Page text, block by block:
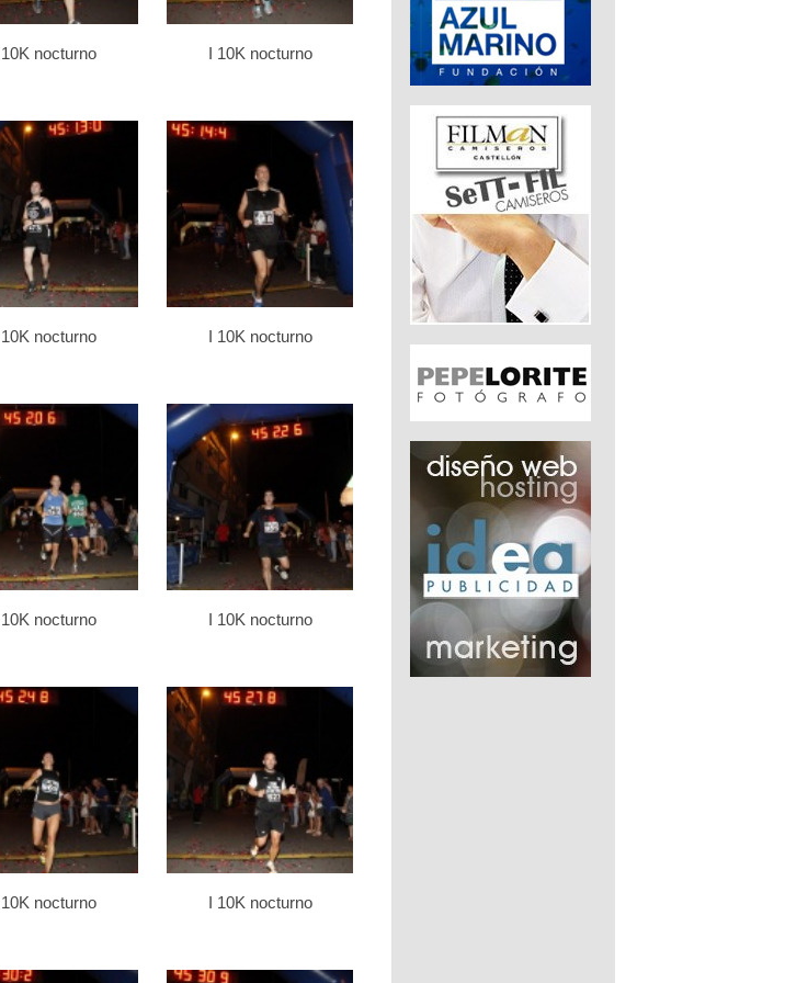
I 10K nocturno I 10K nocturno
I 10K nocturno I 10K nocturno
I 10K nocturno I 10K nocturno
I 10K nocturno I 10K nocturno